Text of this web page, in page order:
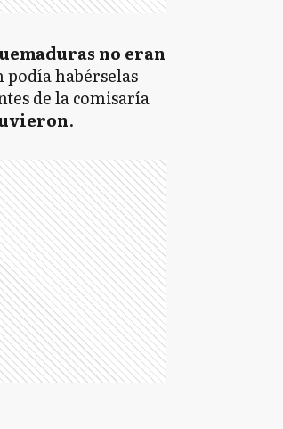
no eran
podía habérselas
de la comisaría
.